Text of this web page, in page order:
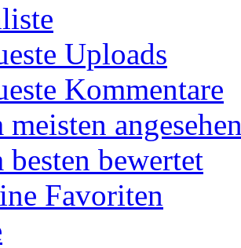
Uploads
Kommentare
meisten
besten bewertet
Favoriten